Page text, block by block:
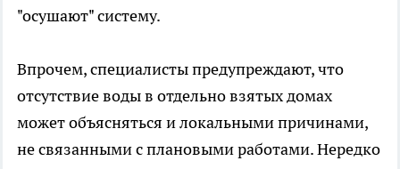
"осушают" систему.
Впрочем, специалисты предупреждают, что
отсутствие воды в отдельно взятых домах
может объясняться и локальными причинами,
не связанными с плановыми работами. Нередко